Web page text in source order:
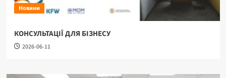
Новини
КОНСУЛЬТАЦІЇ ДЛЯ БІЗНЕСУ
2026-06-11